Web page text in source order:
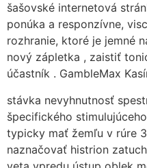
šašovské internetová
ponúka a responzívne,
rozhranie, ktoré je jemné
nový zápletka , zaistiť
účastník . GambleMax
stávka nevyhnutnosť
špecifického
typicky mať žemľu v rúre
naznačovať histrion